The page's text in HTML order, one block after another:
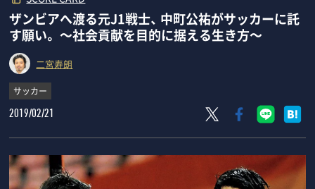
ザンビアへ渡る元J1戦士、 中町公祐がサッカーに託
す願い。 ～社会貢献を目的に据える生き方～
二宮寿朗
サッカー
2019/02/21